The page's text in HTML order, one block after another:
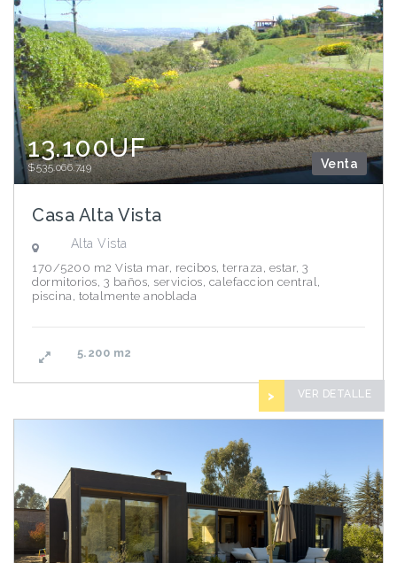
Venta
13.100UF
$535.066.749
Casa Alta Vista
Alta Vista
170/5200 m2 Vista mar, recibos, terraza, estar, 3
dormitorios, 3 baños, servicios, calefaccion central,
piscina, totalmente anoblada
5.200 m2
> VER DETALLE